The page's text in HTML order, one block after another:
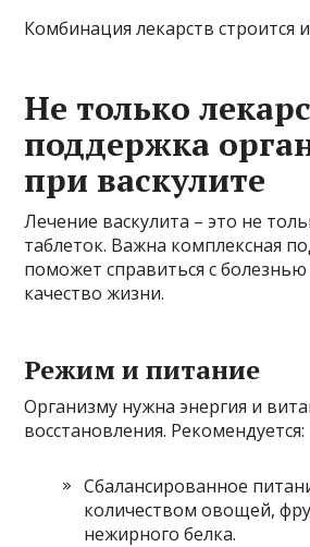
Комбинация лекарств строится
Не только
поддержка
при васкулите
Лечение васкулита – это не
таблеток. Важна комплексная
поможет справиться с
качество жизни.
Режим и питание
Организму нужна энергия и
восстановления. Рекомендуется:
Сбалансированное
количеством овощей,
нежирного белка.